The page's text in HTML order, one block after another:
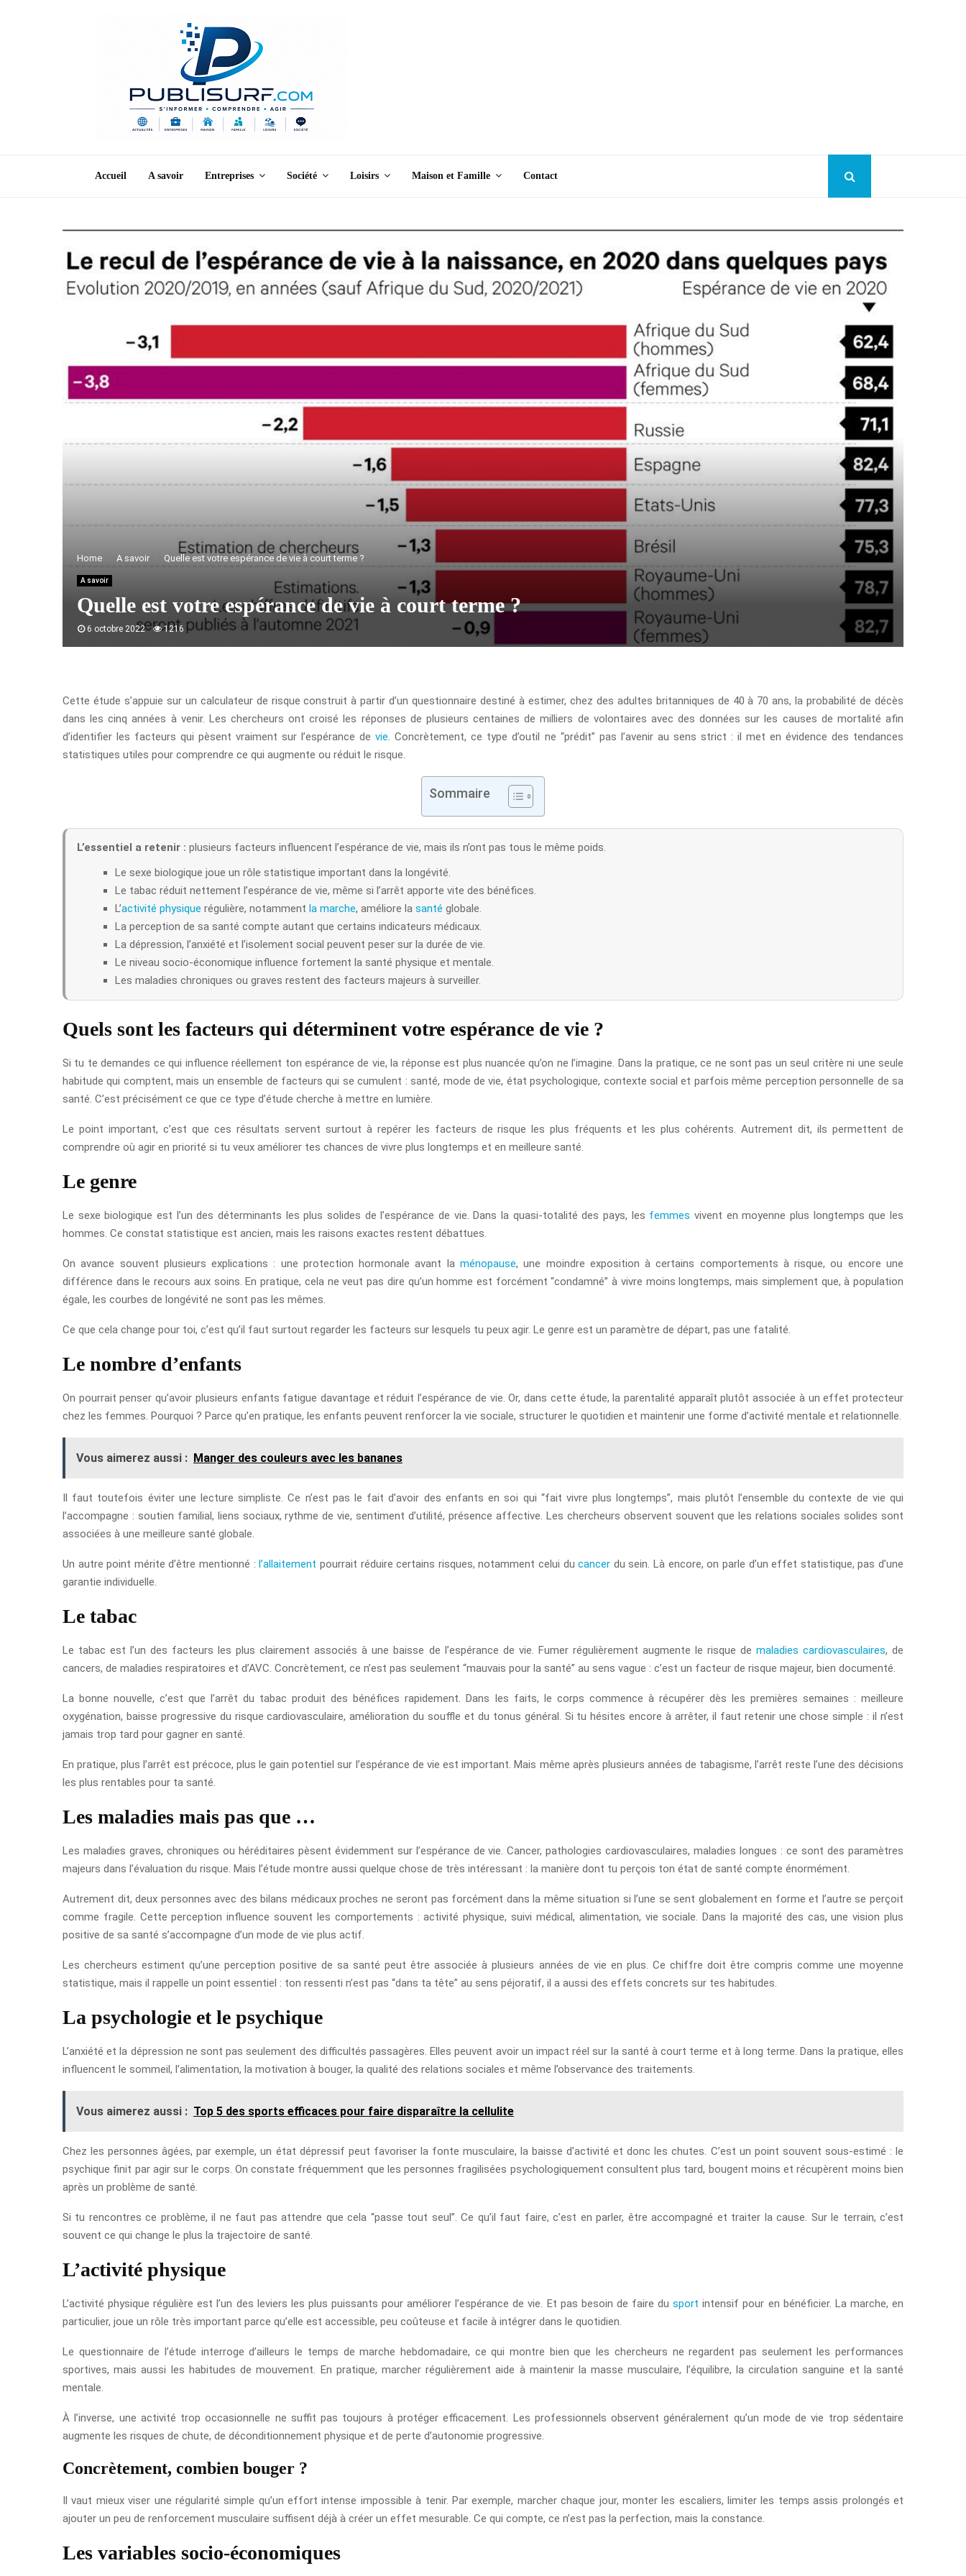
Accueil A savoir Entreprises Société Loisirs Maison et Famille Contact
Home A savoir Quelle est votre espérance de vie à court terme ?
A savoir
Quelle est votre espérance de vie à court terme ?
6 octobre 2022 1216
Cette étude s’appuie sur un calculateur de risque construit à partir d’un questionnaire destiné à estimer, chez des adultes britanniques de 40 à 70 ans, la probabilité de décès
dans les cinq années à venir. Les chercheurs ont croisé les réponses de plusieurs centaines de milliers de volontaires avec des données sur les causes de mortalité afin
d’identifier les facteurs qui pèsent vraiment sur l’espérance devie . Concrètement, ce type d’outil ne “prédit” pas l’avenir au sens strict : il met en évidence des tendances
statistiques utiles pour comprendre ce qui augmente ou réduit le risque.
Sommaire
L’essentiel a retenir : plusieurs facteurs influencent l’espérance de vie, mais ils n’ont pas tous le même poids.
Le sexe biologique joue un rôle statistique important dans la longévité.
Le tabac réduit nettement l’espérance de vie, même si l’arrêt apporte vite des bénéfices.
L’activité physique régulière, notamment la marche, améliore la santé globale.
La perception de sa santé compte autant que certains indicateurs médicaux.
La dépression, l’anxiété et l’isolement social peuvent peser sur la durée de vie.
Le niveau socio-économique influence fortement la santé physique et mentale.
Les maladies chroniques ou graves restent des facteurs majeurs à surveiller.
Quels sont les facteurs qui déterminent votre espérance de vie ?
Si tu te demandes ce qui influence réellement ton espérance de vie, la réponse est plus nuancée qu’on ne l’imagine. Dans la pratique, ce ne sont pas un seul critère ni une seule
habitude qui comptent, mais un ensemble de facteurs qui se cumulent : santé, mode de vie, état psychologique, contexte social et parfois même perception personnelle de sa
santé. C’est précisément ce que ce type d’étude cherche à mettre en lumière.
Le point important, c’est que ces résultats servent surtout à repérer les facteurs de risque les plus fréquents et les plus cohérents. Autrement dit, ils permettent de
comprendre où agir en priorité si tu veux améliorer tes chances de vivre plus longtemps et en meilleure santé.
Le genre
Le sexe biologique est l’un des déterminants les plus solides de l’espérance de vie. Dans la quasi-totalité des pays, les femmes vivent en moyenne plus longtemps que les
hommes. Ce constat statistique est ancien, mais les raisons exactes restent débattues.
On avance souvent plusieurs explications : une protection hormonale avant la ménopause, une moindre exposition à certains comportements à risque, ou encore une
différence dans le recours aux soins. En pratique, cela ne veut pas dire qu’un homme est forcément “condamné” à vivre moins longtemps, mais simplement que, à population
égale, les courbes de longévité ne sont pas les mêmes.
Ce que cela change pour toi, c’est qu’il faut surtout regarder les facteurs sur lesquels tu peux agir. Le genre est un paramètre de départ, pas une fatalité.
Le nombre d’enfants
On pourrait penser qu’avoir plusieurs enfants fatigue davantage et réduit l’espérance de vie. Or, dans cette étude, la parentalité apparaît plutôt associée à un effet protecteur
chez les femmes. Pourquoi ? Parce qu’en pratique, les enfants peuvent renforcer la vie sociale, structurer le quotidien et maintenir une forme d’activité mentale et relationnelle.
Vous aimerez aussi : Manger des couleurs avec les bananes
Il faut toutefois éviter une lecture simpliste. Ce n’est pas le fait d’avoir des enfants en soi qui “fait vivre plus longtemps”, mais plutôt l’ensemble du contexte de vie qui
l’accompagne : soutien familial, liens sociaux, rythme de vie, sentiment d’utilité, présence affective. Les chercheurs observent souvent que les relations sociales solides sont
associées à une meilleure santé globale.
Un autre point mérite d’être mentionné :l’allaitement pourrait réduire certains risques, notamment celui ducancer du sein. Là encore, on parle d’un effet statistique, pas d’une
garantie individuelle.
Le tabac
Le tabac est l’un des facteurs les plus clairement associés à une baisse de l’espérance de vie. Fumer régulièrement augmente le risque de maladies cardiovasculaires, de
cancers, de maladies respiratoires et d’AVC. Concrètement, ce n’est pas seulement “mauvais pour la santé” au sens vague : c’est un facteur de risque majeur, bien documenté.
La bonne nouvelle, c’est que l’arrêt du tabac produit des bénéfices rapidement. Dans les faits, le corps commence à récupérer dès les premières semaines : meilleure
oxygénation, baisse progressive du risque cardiovasculaire, amélioration du souffle et du tonus général. Si tu hésites encore à arrêter, il faut retenir une chose simple : il n’est
jamais trop tard pour gagner en santé.
En pratique, plus l’arrêt est précoce, plus le gain potentiel sur l’espérance de vie est important. Mais même après plusieurs années de tabagisme, l’arrêt reste l’une des décisions
les plus rentables pour ta santé.
Les maladies mais pas que …
Les maladies graves, chroniques ou héréditaires pèsent évidemment sur l’espérance de vie. Cancer, pathologies cardiovasculaires, maladies longues : ce sont des paramètres
majeurs dans l’évaluation du risque. Mais l’étude montre aussi quelque chose de très intéressant : la manière dont tu perçois ton état de santé compte énormément.
Autrement dit, deux personnes avec des bilans médicaux proches ne seront pas forcément dans la même situation si l’une se sent globalement en forme et l’autre se perçoit
comme fragile. Cette perception influence souvent les comportements : activité physique, suivi médical, alimentation, vie sociale. Dans la majorité des cas, une vision plus
positive de sa santé s’accompagne d’un mode de vie plus actif.
Les chercheurs estiment qu’une perception positive de sa santé peut être associée à plusieurs années de vie en plus. Ce chiffre doit être compris comme une moyenne
statistique, mais il rappelle un point essentiel : ton ressenti n’est pas “dans ta tête” au sens péjoratif, il a aussi des effets concrets sur tes habitudes.
La psychologie et le psychique
L’anxiété et la dépression ne sont pas seulement des difficultés passagères. Elles peuvent avoir un impact réel sur la santé à court terme et à long terme. Dans la pratique, elles
influencent le sommeil, l’alimentation, la motivation à bouger, la qualité des relations sociales et même l’observance des traitements.
Vous aimerez aussi : Top 5 des sports efficaces pour faire disparaître la cellulite
Chez les personnes âgées, par exemple, un état dépressif peut favoriser la fonte musculaire, la baisse d’activité et donc les chutes. C’est un point souvent sous-estimé : le
psychique finit par agir sur le corps. On constate fréquemment que les personnes fragilisées psychologiquement consultent plus tard, bougent moins et récupèrent moins bien
après un problème de santé.
Si tu rencontres ce problème, il ne faut pas attendre que cela “passe tout seul”. Ce qu’il faut faire, c’est en parler, être accompagné et traiter la cause. Sur le terrain, c’est
souvent ce qui change le plus la trajectoire de santé.
L’activité physique
L’activité physique régulière est l’un des leviers les plus puissants pour améliorer l’espérance de vie. Et pas besoin de faire dusport intensif pour en bénéficier. La marche, en
particulier, joue un rôle très important parce qu’elle est accessible, peu coûteuse et facile à intégrer dans le quotidien.
Le questionnaire de l’étude interroge d’ailleurs le temps de marche hebdomadaire, ce qui montre bien que les chercheurs ne regardent pas seulement les performances
sportives, mais aussi les habitudes de mouvement. En pratique, marcher régulièrement aide à maintenir la masse musculaire, l’équilibre, la circulation sanguine et la santé
mentale.
À l’inverse, une activité trop occasionnelle ne suffit pas toujours à protéger efficacement. Les professionnels observent généralement qu’un mode de vie trop sédentaire
augmente les risques de chute, de déconditionnement physique et de perte d’autonomie progressive.
Concrètement, combien bouger ?
Il vaut mieux viser une régularité simple qu’un effort intense impossible à tenir. Par exemple, marcher chaque jour, monter les escaliers, limiter les temps assis prolongés et
ajouter un peu de renforcement musculaire suffisent déjà à créer un effet mesurable. Ce qui compte, ce n’est pas la perfection, mais la constance.
Les variables socio-économiques